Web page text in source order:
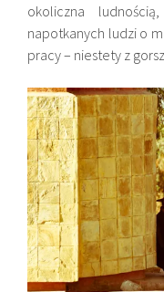
okoliczna
napotkanych ludzi o
pracy – niestety z